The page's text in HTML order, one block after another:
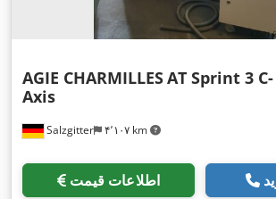
Salzgitter ۴٬۱۰۷ km
AGIE CHARMILLESAT Sprint 3 C-
Axis
اطلاعات قیمت